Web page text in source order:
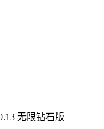
无限钻石版